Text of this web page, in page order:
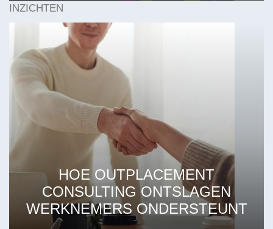
INZICHTEN
HOE OUTPLACEMENT
CONSULTING ONTSLAGEN
WERKNEMERS ONDERSTEUNT